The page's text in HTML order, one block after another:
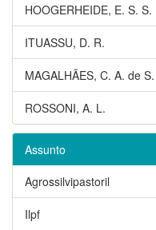
HOOGERHEIDE, E. S. S.
ITUASSU, D. R.
MAGALHÃES, C. A. de S.
ROSSONI, A. L.
Assunto
Agrossilvipastoril
Ilpf